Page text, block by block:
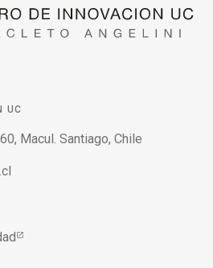
UC
Macul. Santiago, Chile